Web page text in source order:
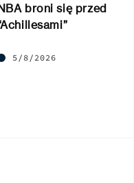
broni się przed
5/8/2026